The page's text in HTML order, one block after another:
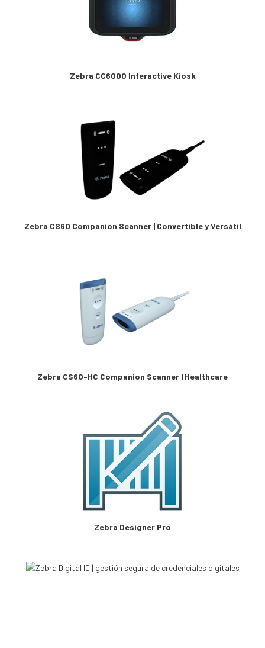
Zebra CC6000 Interactive Kiosk
Zebra CS60 Companion Scanner | Convertible y Versátil
Zebra CS60-HC Companion Scanner | Healthcare
Zebra Designer Pro